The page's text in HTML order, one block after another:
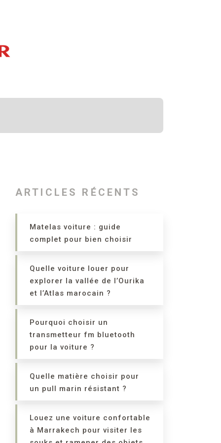
ARTICLES RÉCENTS
Matelas voiture : guide
complet pour bien choisir
Quelle voiture louer pour
explorer la vallée de l’Ourika
et l’Atlas marocain ?
Pourquoi choisir un
transmetteur fm bluetooth
pour la voiture ?
Quelle matière choisir pour
un pull marin résistant ?
Louez une voiture confortable
à Marrakech pour visiter les